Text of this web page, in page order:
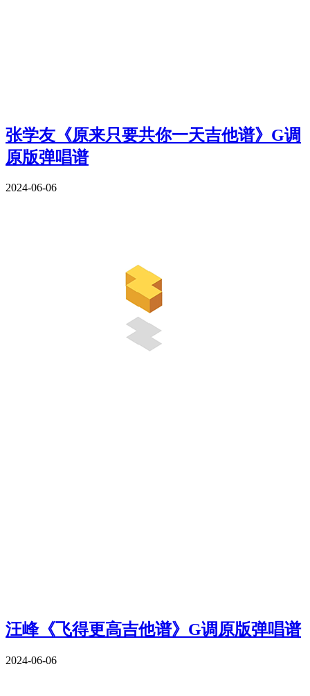
张学友《原来只要共你一天吉他谱》G调
原版弹唱谱
2024-06-06
汪峰《飞得更高吉他谱》G调原版弹唱谱
2024-06-06